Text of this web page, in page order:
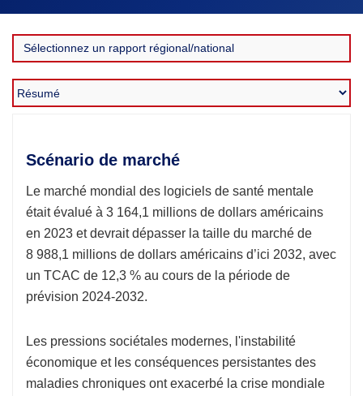
Scénario de marché
Le marché mondial des logiciels de santé mentale
était évalué à 3 164,1 millions de dollars américains
en 2023 et devrait dépasser la taille du marché de
8 988,1 millions de dollars américains d’ici 2032, avec
un TCAC de 12,3 % au cours de la période de
prévision 2024-2032.
Les pressions sociétales modernes, l'instabilité
économique et les conséquences persistantes des
maladies chroniques ont exacerbé la crise mondiale